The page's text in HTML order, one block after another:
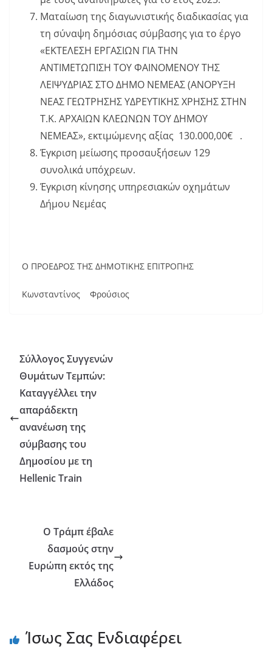
Ματαίωση της διαγωνιστικής διαδικασίας για
τη σύναψη δημόσιας σύμβασης για το έργο
«ΕΚΤΕΛΕΣΗ ΕΡΓΑΣΙΩΝ ΓΙΑ ΤΗΝ
ΑΝΤΙΜΕΤΩΠΙΣΗ ΤΟΥ ΦΑΙΝΟΜΕΝΟΥ ΤΗΣ
ΛΕΙΨΥΔΡΙΑΣ ΣΤΟ ΔΗΜΟ ΝΕΜΕΑΣ (ΑΝΟΡΥΞΗ
ΝΕΑΣ ΓΕΩΤΡΗΣΗΣ ΥΔΡΕΥΤΙΚΗΣ ΧΡΗΣΗΣ ΣΤΗΝ
Τ.Κ. ΑΡΧΑΙΩΝ ΚΛΕΩΝΩΝ ΤΟΥ ΔΗΜΟΥ
ΝΕΜΕΑΣ», εκτιμώμενης αξίας 130.000,00€ .
Έγκριση μείωσης προσαυξήσεων 129
συνολικά υπόχρεων.
Έγκριση κίνησης υπηρεσιακών οχημάτων
Δήμου Νεμέας
Ο ΠΡΟΕΔΡΟΣ ΤΗΣ ΔΗΜΟΤΙΚΗΣ ΕΠΙΤΡΟΠΗΣ
Κωνσταντίνος Φρούσιος
Σύλλογος Συγγενών
Θυμάτων Τεμπών:
Καταγγέλλει την
απαράδεκτη
ανανέωση της
σύμβασης του
Δημοσίου με τη
Hellenic Train
Ο Τράμπ έβαλε
δασμούς στην
Ευρώπη εκτός της
Ελλάδος
Ίσως Σας Ενδιαφέρει